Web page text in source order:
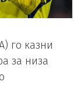
го казни
за низа